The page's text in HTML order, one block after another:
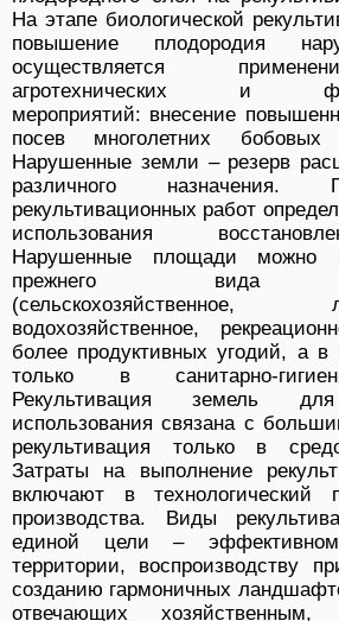
На этапе биологической
повышение плодородия
осуществляется
агротехнических и
мероприятий: внесение
посев многолетних
Нарушенные земли – резерв
различного назначения.
рекультивационных работ
использования
Нарушенные площади можно
прежнего вида
(сельскохозяйственное,
водохозяйственное,
более продуктивных угодий, а в
только в санитарно-
Рекультивация земель для
использования связана с
рекультивация только в
Затраты на выполнение
включают в технологический
производства. Виды
единой цели –
территории, воспроизводству
созданию гармоничных
отвечающих